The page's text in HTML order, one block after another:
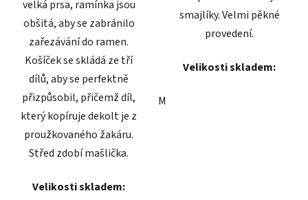
velká prsa, ramínka jsou
obšitá, aby se zabránilo
zařezávání do ramen.
Košíček se skládá ze tří
dílů, aby se perfektně
přizpůsobil, přičemž díl,
který kopíruje dekolt je z
proužkovaného žakáru.
Střed zdobí mašlička.
Velikosti skladem:
smajlíky. Velmi pěkné
provedení.
Velikosti skladem:
M